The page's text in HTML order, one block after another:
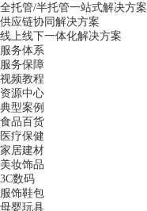
全托管/半托管一站式解决方案
供应链协同解决方案
线上线下一体化解决方案
服务体系
服务保障
视频教程
资源中心
典型案例
食品百货
医疗保健
家居建材
美妆饰品
3C数码
服饰鞋包
母婴玩具